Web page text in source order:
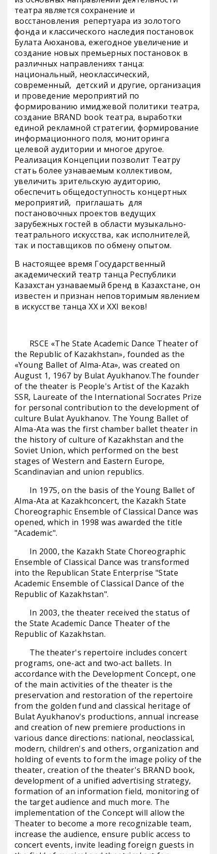
театра является сохранение и
восстановления репертуара из золотого
фонда и классического наследия постановок
Булата Аюханова, ежегодное увеличение и
создание новых премьерных постановок в
различных направлениях танца:
национальный, неоклассический,
современный, детский и другие, организация
и проведение мероприятий по
формированию имиджевой политики театра,
создание BRAND book театра, выработки
единой рекламной стратегии, формирование
информационного поля, мониторинга
целевой аудитории и многое другое.
Реализация Концепции позволит Театру
стать более узнаваемым коллективом,
увеличить зрительскую аудиторию,
обеспечить общедоступность концертных
мероприятий, приглашать для
постановочных проектов ведущих
зарубежных гостей в области музыкально-
театрального искусства, как исполнителей,
так и поставщиков по обмену опытом.
В настоящее время Государственный
академический театр танца Республики
Казахстан узнаваемый бренд в Казахстане, он
известен и признан неповторимым явлением
в искусстве танца ХХ и ХХI веков!
RSCE «The State Academic Dance Theater of
the Republic of Kazakhstan», founded as the
«Young Ballet of Alma-Ata», was created on
August 1, 1967 by Bulat Ayukhanov.The founder
of the theater is People's Artist of the Kazakh
SSR, Laureate of the International Socrates Prize
for personal contribution to the development of
culture Bulat Ayukhanov. The Young Ballet of
Alma-Ata was the first chamber ballet theater in
the history of culture of Kazakhstan and the
Soviet Union, which performed on the best
stages of Western and Eastern Europe,
Scandinavian and union republics.
In 1975, on the basis of the Young Ballet of
Alma-Ata at Kazakhconcert, the Kazakh State
Choreographic Ensemble of Classical Dance was
opened, which in 1998 was awarded the title
"Academic".
In 2000, the Kazakh State Choreographic
Ensemble of Classical Dance was transformed
into the Republican State Enterprise "State
Academic Ensemble of Classical Dance of the
Republic of Kazakhstan".
In 2003, the theater received the status of
the State Academic Dance Theater of the
Republic of Kazakhstan.
The theater's repertoire includes concert
programs, one-act and two-act ballets. In
accordance with the Development Concept, one
of the main activities of the theater is the
preservation and restoration of the repertoire
from the golden fund and classical heritage of
Bulat Ayukhanov's productions, annual increase
and creation of new premiere productions in
various dance directions: national, neoclassical,
modern, children's and others, organization and
holding of events to form the image policy of the
theater, creation of the theater's BRAND book,
development of a unified advertising strategy,
formation of an information field, monitoring of
the target audience and much more. The
implementation of the Concept will allow the
Theater to become a more recognizable team,
increase the audience, ensure public access to
concert events, invite leading foreign guests in